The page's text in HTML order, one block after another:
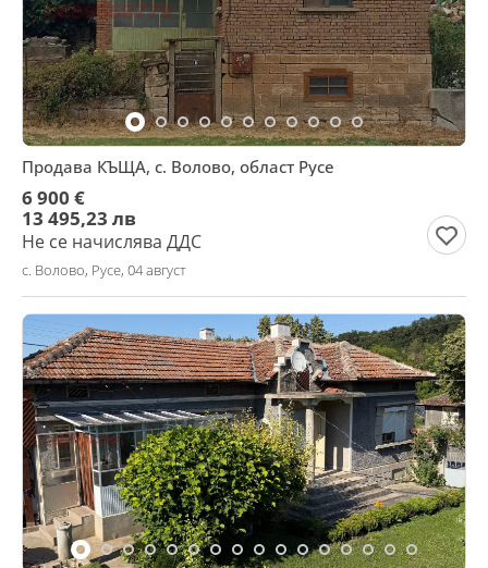
Продава КЪЩА, с. Волово, област Русе
6 900 €
13 495,23 лв
Не се начислява ДДС
с. Волово, Русе, 04 август